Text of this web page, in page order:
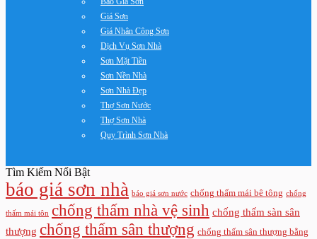
Giá Sơn
Giá Nhân Công Sơn
Dịch Vụ Sơn Nhà
Sơn Mặt Tiền
Sơn Nền Nhà
Sơn Nhà Đẹp
Thợ Sơn Nước
Thợ Sơn Nhà
Quy Trình Sơn Nhà
Tìm Kiếm Nổi Bật
báo giá sơn nhà báo giá sơn nước chống thấm mái bê tông chống
thấm mái tôn chống thấm nhà vệ sinh chống thấm sàn sân
thượng chống thấm sân thượng chống thấm sân thượng bằng